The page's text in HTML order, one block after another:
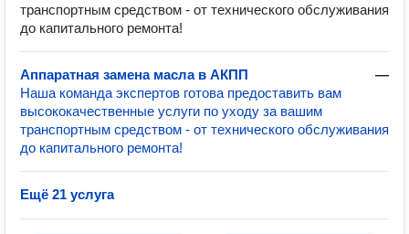
транспортным средством - от технического обслуживания
до капитального ремонта!
Аппаратная замена масла в АКПП
—
Наша команда экспертов готова предоставить вам
высококачественные услуги по уходу за вашим
транспортным средством - от технического обслуживания
до капитального ремонта!
Ещё 21 услуга